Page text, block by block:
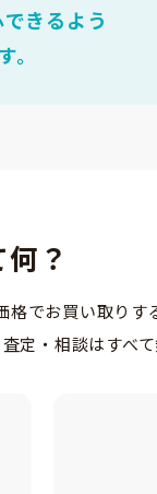
きるよう
？
でお買い取りす
定・相談はすべて